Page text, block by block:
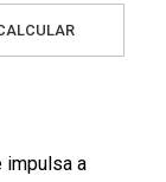
impulsa a